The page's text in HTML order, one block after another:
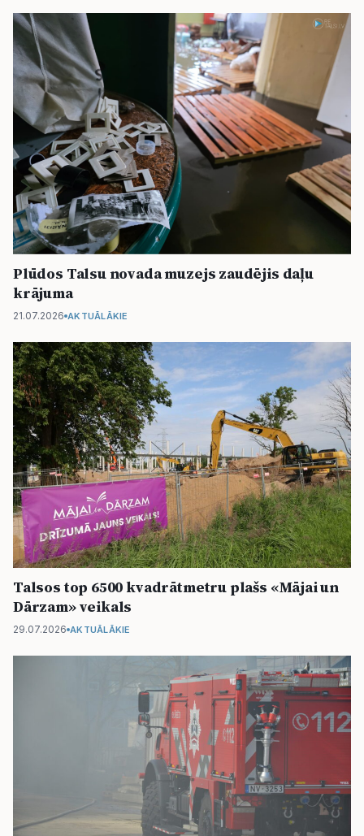
Plūdos Talsu novada muzejs zaudējis daļu
krājuma
21.07.2026 AKTUĀLĀKIE
Talsos top 6500 kvadrātmetru plašs «Mājai un
Dārzam» veikals
29.07.2026 AKTUĀLĀKIE